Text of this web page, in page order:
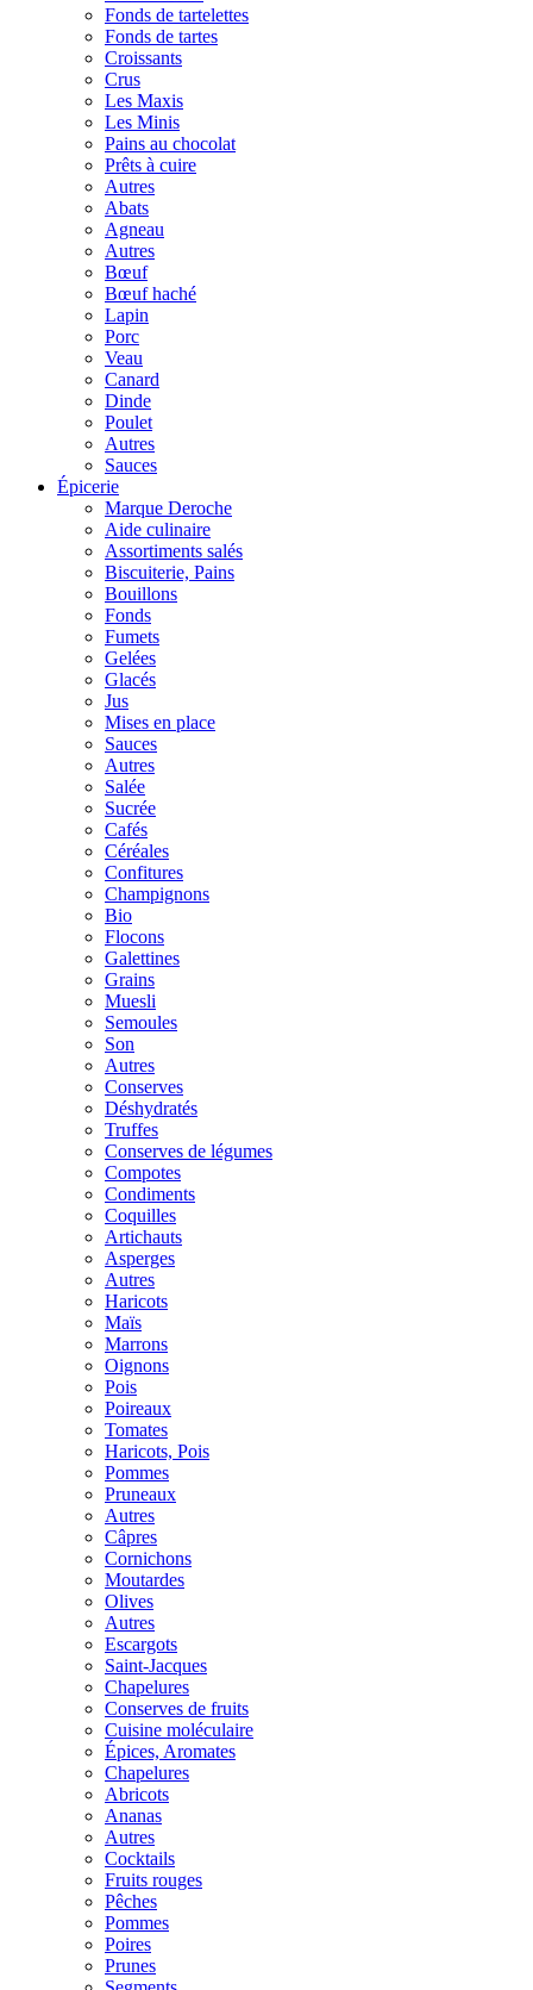
Fonds de tartelettes
Fonds de tartes
Croissants
Crus
Les Maxis
Les Minis
Pains au chocolat
Prêts à cuire
Autres
Abats
Agneau
Autres
Bœuf
Bœuf haché
Lapin
Porc
Veau
Canard
Dinde
Poulet
Autres
Sauces
Épicerie
Marque Deroche
Aide culinaire
Assortiments salés
Biscuiterie, Pains
Bouillons
Fonds
Fumets
Gelées
Glacés
Jus
Mises en place
Sauces
Autres
Salée
Sucrée
Cafés
Céréales
Confitures
Champignons
Bio
Flocons
Galettines
Grains
Muesli
Semoules
Son
Autres
Conserves
Déshydratés
Truffes
Conserves de légumes
Compotes
Condiments
Coquilles
Artichauts
Asperges
Autres
Haricots
Maïs
Marrons
Oignons
Pois
Poireaux
Tomates
Haricots, Pois
Pommes
Pruneaux
Autres
Câpres
Cornichons
Moutardes
Olives
Autres
Escargots
Saint-Jacques
Chapelures
Conserves de fruits
Cuisine moléculaire
Épices, Aromates
Chapelures
Abricots
Ananas
Autres
Cocktails
Fruits rouges
Pêches
Pommes
Poires
Prunes